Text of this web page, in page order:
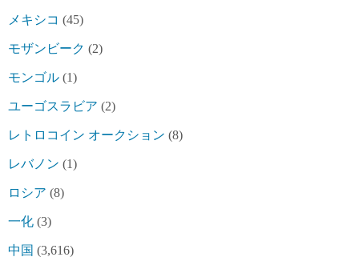
メキシコ (45)
モザンビーク (2)
モンゴル (1)
ユーゴスラビア (2)
レトロコイン オークション (8)
レバノン (1)
ロシア (8)
一化 (3)
中国 (3,616)